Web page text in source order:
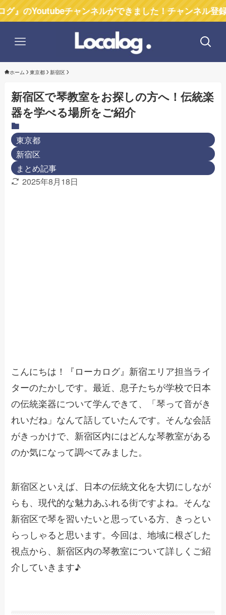
チャンネルができました！チャンネル登録お願いし
ホーム 東京都 新宿区
新宿区で琴教室をお探しの方へ！伝統楽
器を学べる場所をご紹介
東京都
新宿区
まとめ記事
2025年8月18日
こんにちは！『ローカログ』新宿エリア担当ライ
ターのたかしです。最近、息子たちが学校で日本
の伝統楽器について学んできて、「琴って音がき
れいだね」なんて話していたんです。そんな会話
がきっかけで、新宿区内にはどんな琴教室がある
のか気になって調べてみました。
新宿区といえば、日本の伝統文化を大切にしなが
らも、現代的な魅力あふれる街ですよね。そんな
新宿区で琴を習いたいと思っている方、きっとい
らっしゃると思います。今回は、地域に根ざした
視点から、新宿区内の琴教室について詳しくご紹
介していきます♪